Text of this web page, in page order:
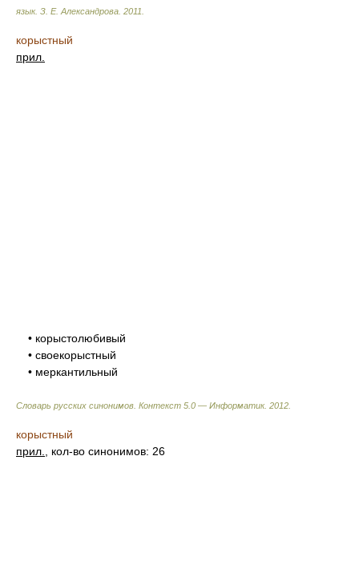
язык. З. Е. Александрова 2011
корыстный
прил.
• корыстолюбивый
• своекорыстный
• меркантильный
Словарь русских синонимов. Контекст 5.0 — Информатик. 2012
корыстный
прил.
, кол-во синонимов: 26